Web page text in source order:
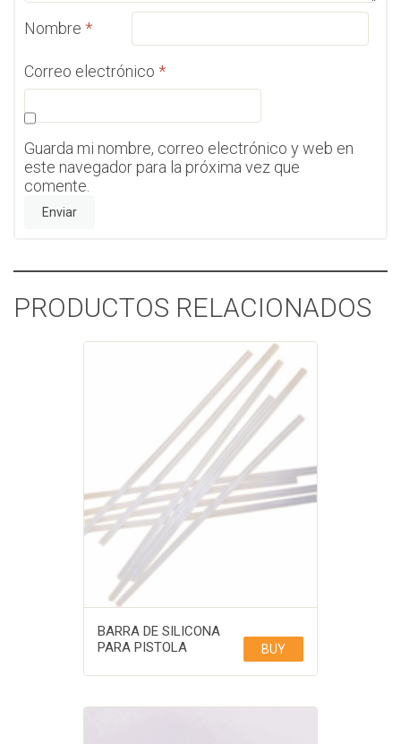
Nombre *
Correo electrónico *
Guarda mi nombre, correo electrónico y web en
este navegador para la próxima vez que
comente.
PRODUCTOS RELACIONADOS
BARRA DE SILICONA
PARA PISTOLA
BUY